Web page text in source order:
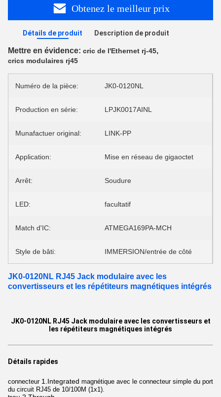
Obtenez le meilleur prix
Détails de produit Description de produit
Mettre en évidence: cric de l'Ethernet rj-45,
crics modulaires rj45
Numéro de la pièce: JK0-0120NL
Production en série: LPJK0017AINL
Munafactuer original: LINK-PP
Application: Mise en réseau de gigaoctet
Arrêt: Soudure
LED: facultatif
Match d'IC: ATMEGA169PA-MCH
Style de bâti: IMMERSION/entrée de côté
JK0-0120NL RJ45 Jack modulaire avec les
convertisseurs et les répétiteurs magnétiques intégrés
JK0-0120NL RJ45 Jack modulaire avec les convertisseurs et
les répétiteurs magnétiques intégrés
Détails rapides
connecteur1.Integrated magnétique avec le connecteur simple du port
du circuit RJ45 de 10/100M (1x1).